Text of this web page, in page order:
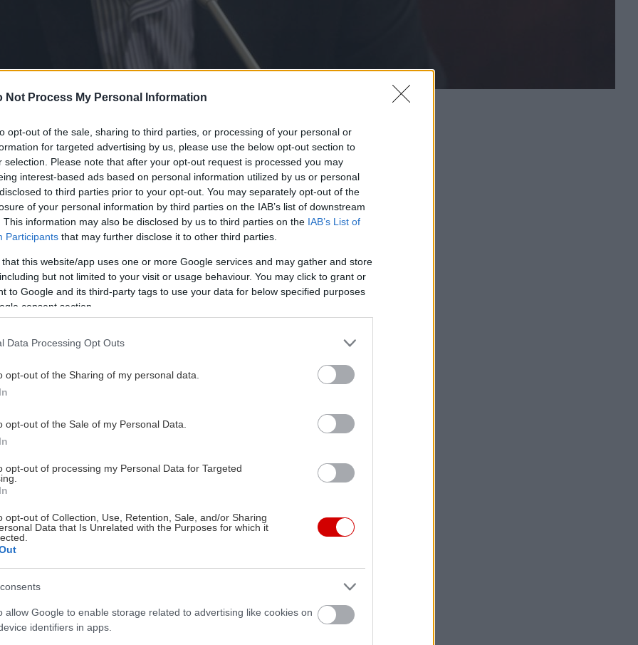
Not Process My Personal Information
opt-out of the sale, sharing to third parties, or processing of your personal or
for targeted advertising by us, please use the below opt-out section to
selection. Please note that after your opt-out request is processed you may
interest-based ads based on personal information utilized by us or personal
to third parties prior to your opt-out. You may separately opt-out of the
of your personal information by third parties on the IAB’s list of downstream
This information may also be disclosed by us to third parties on the IAB’s List of
Participants that may further disclose it to other third parties.
that this website/app uses one or more Google services and may gather and store
but not limited to your visit or usage behaviour. You may click to grant or
to Google and its third-party tags to use your data for below specified purposes
consent section.
Data Processing Opt Outs
opt-out of the Sharing of my personal data.
opt-out of the Sale of my Personal Data.
opt-out of processing my Personal Data for Targeted
opt-out of Collection, Use, Retention, Sale, and/or Sharing
Data that Is Unrelated with the Purposes for which it
allow Google to enable storage related to advertising like cookies on
identifiers in apps.
από μακρόχρονη και δύσκολη μάχη με σοβαρό πρόβλημα